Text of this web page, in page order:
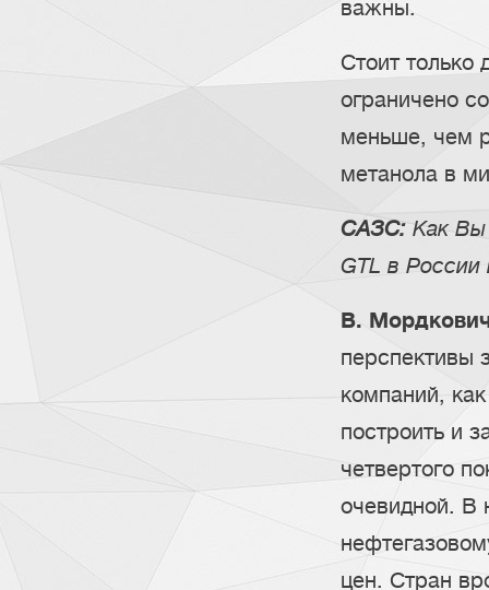
важны.
Стоит только
ограничено
меньше, чем
метанола в
САЗС: Как Вы
GTL в
В.
перспективы
компаний,
построить и
четвертого
очевидной. В
цен. Стран